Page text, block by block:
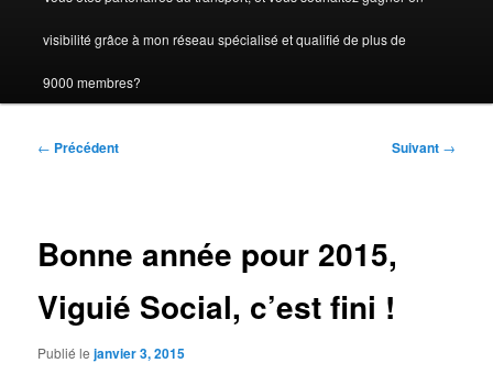
visibilité grâce à mon réseau spécialisé et qualifié de plus de
9000 membres?
Navigation
← Précédent Suivant →
Bonne année pour 2015,
Viguié Social, c’est fini !
Publié lejanvier 3, 2015